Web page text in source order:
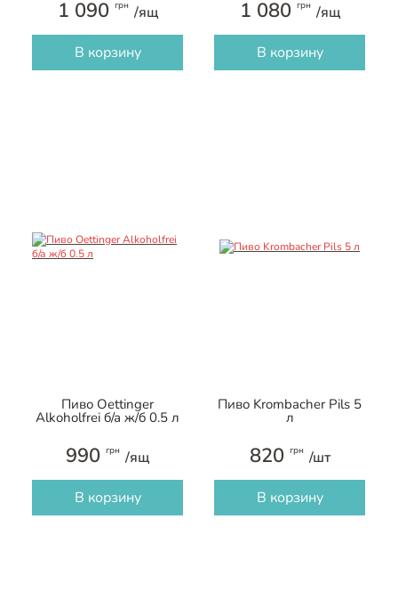
1 090 грн /ящ
В корзину
1 080 грн /ящ
В корзину
Пиво Oettinger
Alkoholfrei б/а ж/б 0.5 л
990 грн /ящ
В корзину
Пиво Krombacher Pils 5
л
820 грн /шт
В корзину